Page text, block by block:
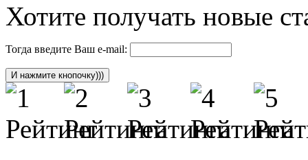
Хотите получать новые
Тогда введите Ваш e-mail: